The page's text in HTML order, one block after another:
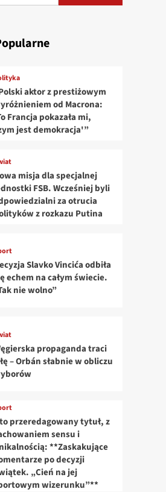
aktor z prestiżowym
od Macrona:
Francja pokazała mi,
jest demokracja'”
misja dla specjalnej
FSB. Wcześniej byli
za otrucia
z rozkazu Putina
Slavko Vincića odbiła
echem na całym świecie.
nie wolno”
propaganda traci
– Orbán słabnie w obliczu
przeredagowany tytuł, z
sensu i
**Zaskakujące
po decyzji
„Cień na jej
wizerunku”**